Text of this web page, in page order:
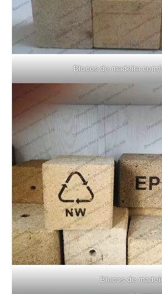
Blocos de madeira
Blocos de